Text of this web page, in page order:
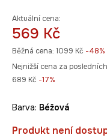
Aktuální cena:
569 Kč
Běžná cena: 1099 Kč -48%
Nejnižší cena za
689 Kč -17%
Barva: béžová
Produkt není